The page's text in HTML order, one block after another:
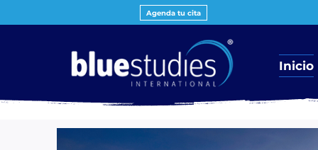
Inicio
Agenda tu cita